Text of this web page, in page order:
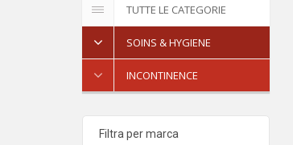
TUTTE LE CATEGORIE
SOINS & HYGIENE
INCONTINENCE
Filtra per marca